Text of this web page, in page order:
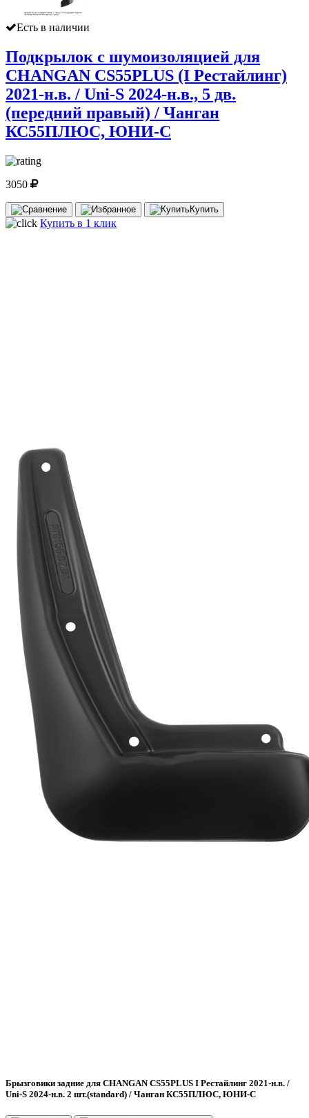
Есть в наличии
Подкрылок с шумоизоляцией для
CHANGAN CS55PLUS (I Рестайлинг)
2021-н.в. / Uni-S 2024-н.в., 5 дв.
(передний правый) / Чанган
КС55ПЛЮС, ЮНИ-С
3050
Купить
Купить в 1 клик
Брызговики задние для CHANGAN CS55PLUS I Рестайлинг 2021-н.в. /
Uni-S 2024-н.в. 2 шт.(standard) / Чанган КС55ПЛЮС, ЮНИ-С